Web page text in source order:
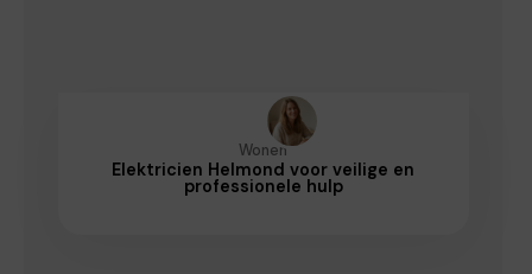
Wonen
Elektricien Helmond voor veilige en
professionele hulp